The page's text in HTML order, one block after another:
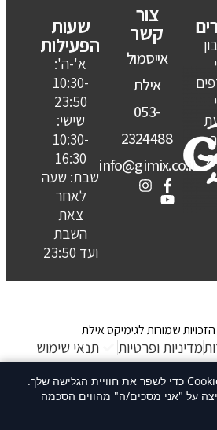
צור
קשר
אייסמול
אילת
053-
2324488
info@gimix.co.il
שעות
הפעילות
א'-ה':
10:30-
23:50
שישי:
10:30-
16:30
שבת: שעה
לאחר
צאת
השבת
ועד 23:50
מדיניות ופרטיות תנאי שימוש
נבנה ע״ קשת סטודיו
אנחנו משתמשים בקובצי Cookie כדי לשפר את חוויית הגלישה שלך.
על "אני מסכים/ה" מהווים הסכמה